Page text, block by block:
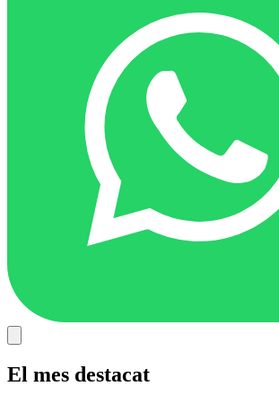
El mes destacat